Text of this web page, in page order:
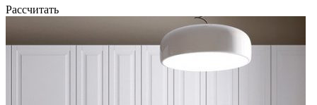
Рассчитать